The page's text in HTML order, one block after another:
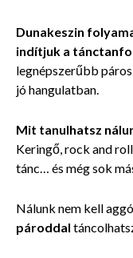
Dunakeszin
indítjuk a
legnépszerűbb
jó hangulatban.
Mit tanulhatsz
Keringő, rock and
tánc… és még sok
Nálunk nem kell
pároddal